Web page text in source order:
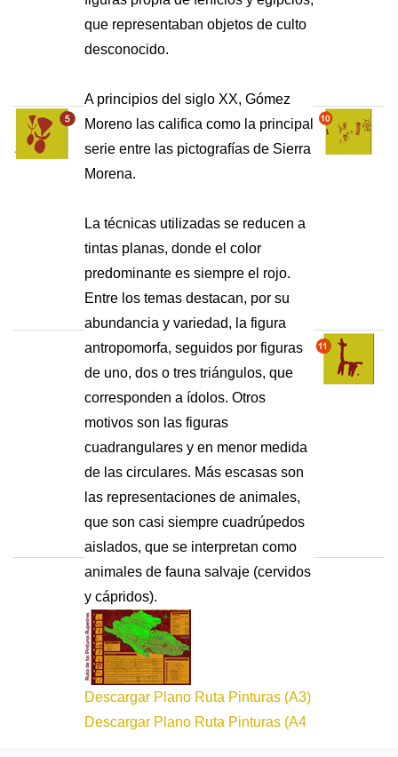
que representaban objetos de culto
desconocido.
A principios del siglo XX, Gómez
Moreno las califica como la principal
serie entre las pictografías de Sierra
Morena.
La técnicas utilizadas se reducen a
tintas planas, donde el color
predominante es siempre el rojo.
Entre los temas destacan, por su
abundancia y variedad, la figura
antropomorfa, seguidos por figuras
de uno, dos o tres triángulos, que
corresponden a ídolos. Otros
motivos son las figuras
cuadrangulares y en menor medida
de las circulares. Más escasas son
las representaciones de animales,
que son casi siempre cuadrúpedos
aislados, que se interpretan como
animales de fauna salvaje (cervidos
y cápridos).
Descargar Plano Ruta Pinturas (A3)
Descargar Plano Ruta Pinturas (A4